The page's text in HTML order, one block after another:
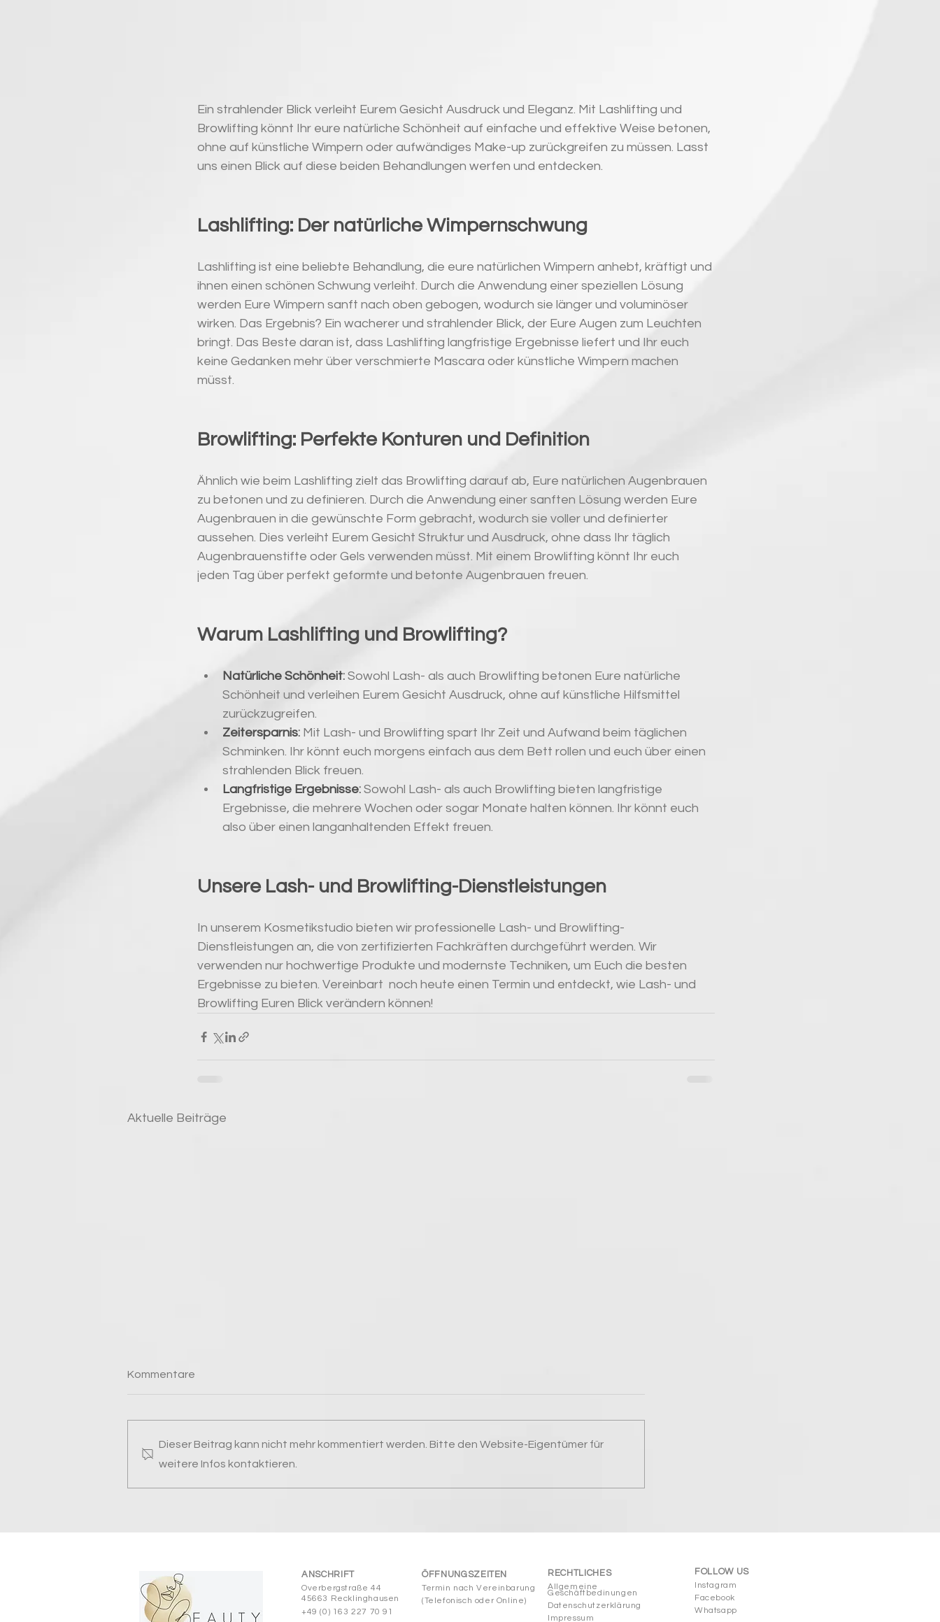
Ein strahlender Blick verleiht Eurem Gesicht Ausdruck und Eleganz. Mit Lashlifting und
Browlifting könnt Ihr eure natürliche Schönheit auf einfache und effektive Weise betonen,
ohne auf künstliche Wimpern oder aufwändiges Make-up zurückgreifen zu müssen. Lasst
uns einen Blick auf diese beiden Behandlungen werfen und entdecken.
Lashlifting: Der natürliche Wimpernschwung
Lashlifting ist eine beliebte Behandlung, die eure natürlichen Wimpern anhebt, kräftigt und
ihnen einen schönen Schwung verleiht. Durch die Anwendung einer speziellen Lösung
werden Eure Wimpern sanft nach oben gebogen, wodurch sie länger und voluminöser
wirken. Das Ergebnis? Ein wacherer und strahlender Blick, der Eure Augen zum Leuchten
bringt. Das Beste daran ist, dass Lashlifting langfristige Ergebnisse liefert und Ihr euch
keine Gedanken mehr über verschmierte Mascara oder künstliche Wimpern machen
müsst.
Browlifting: Perfekte Konturen und Definition
Ähnlich wie beim Lashlifting zielt das Browlifting darauf ab, Eure natürlichen Augenbrauen
zu betonen und zu definieren. Durch die Anwendung einer sanften Lösung werden Eure
Augenbrauen in die gewünschte Form gebracht, wodurch sie voller und definierter
aussehen. Dies verleiht Eurem Gesicht Struktur und Ausdruck, ohne dass Ihr täglich
Augenbrauenstifte oder Gels verwenden müsst. Mit einem Browlifting könnt Ihr euch
jeden Tag über perfekt geformte und betonte Augenbrauen freuen.
Warum Lashlifting und Browlifting?
Natürliche Schönheit: Sowohl Lash- als auch Browlifting betonen Eure natürliche
Schönheit und verleihen Eurem Gesicht Ausdruck, ohne auf künstliche Hilfsmittel
zurückzugreifen.
Zeitersparnis: Mit Lash- und Browlifting spart Ihr Zeit und Aufwand beim täglichen
Schminken. Ihr könnt euch morgens einfach aus dem Bett rollen und euch über einen
strahlenden Blick freuen.
Langfristige Ergebnisse: Sowohl Lash- als auch Browlifting bieten langfristige
Ergebnisse, die mehrere Wochen oder sogar Monate halten können. Ihr könnt euch
also über einen langanhaltenden Effekt freuen.
Unsere Lash- und Browlifting-Dienstleistungen
In unserem Kosmetikstudio bieten wir professionelle Lash- und Browlifting-
Dienstleistungen an, die von zertifizierten Fachkräften durchgeführt werden. Wir
verwenden nur hochwertige Produkte und modernste Techniken, um Euch die besten
Ergebnisse zu bieten. Vereinbart  noch heute einen Termin und entdeckt, wie Lash- und
Browlifting Euren Blick verändern können!
Aktuelle Beiträge
☀️ Warum Sonnenschutz
Kommentare
Dieser Beitrag kann nicht mehr kommentiert werden. Bitte den Website-Eigentümer für
weitere Infos kontaktieren.
ANSCHRIFT
Overbergstraße 44
45663 Recklinghausen
+49 (0) 163 227 70 91
ÖFFNUNGSZEITEN
Termin nach Vereinbarung
(Telefonisch oder Online)
RECHTLICHES
Allgemeine
Geschäftbedinungen
Datenschutzerklärung
Impressum
FOLLOW US
Instagram
Facebook
Whatsapp